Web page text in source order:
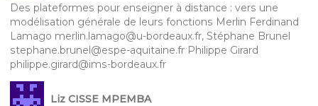
Des plateformes pour enseigner à distance : vers une
modélisation générale de leurs fonctions Merlin Ferdinand
Lamago merlin.lamago@u-bordeaux.fr, Stéphane Brunel
stephane.brunel@espe-aquitaine.fr Philippe Girard
philippe.girard@ims-bordeaux.fr
Liz CISSE MPEMBA